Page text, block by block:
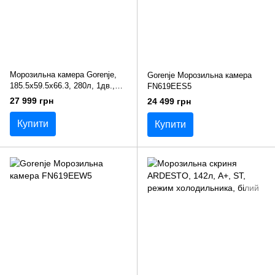
Морозильна камера Gorenje,
185.5x59.5х66.3, 280л, 1дв.,
A++, NF, диспл зовн.,
інвертор, матовий нерж
27 999 грн
Купити
Gorenje Морозильна камера
FN619EES5
24 499 грн
Купити